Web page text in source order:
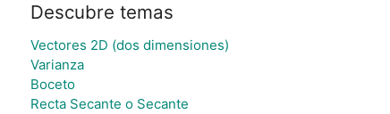
Descubre temas
Vectores 2D (dos dimensiones)
Varianza
Boceto
Recta Secante o Secante